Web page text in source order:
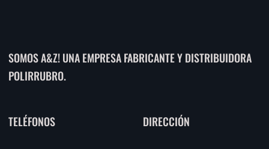
SOMOS A&Z! UNA EMPRESA FABRICANTE Y DISTRIBUIDORA
POLIRRUBRO.
TELÉFONOS DIRECCIÓN